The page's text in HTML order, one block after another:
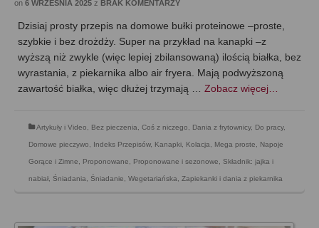
on 6 WRZEŚNIA 2025 z BRAK KOMENTARZY
Dzisiaj prosty przepis na domowe bułki proteinowe –proste,
szybkie i bez drożdży. Super na przykład na kanapki –z
wyższą niż zwykle (więc lepiej zbilansowaną) ilością białka, bez
wyrastania, z piekarnika albo air fryera. Mają podwyższoną
zawartość białka, więc dłużej trzymają … Zobacz więcej…
Artykuły i Video Bez pieczenia Coś z niczego Dania z frytownicy, Do pracy,
Domowe pieczywo Indeks Przepisów, Kanapki Kolacja Mega proste Napoje
Gorące i Zimne Proponowane Proponowane i sezonowe Składnik: jajka i
nabiał Śniadania Śniadanie Wegetariańska Zapiekanki i dania z piekarnika